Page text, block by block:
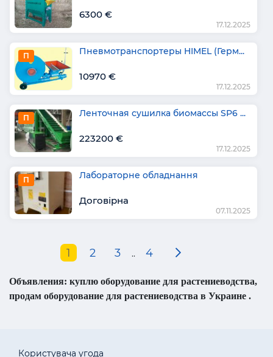
6300 €
17.12.2025
П Пневмотранспортеры HIMEL (Герм...
10970 €
17.12.2025
П Ленточная сушилка биомассы SP6 ...
223200 €
17.12.2025
П Лабораторне обладнання
Договірна
07.11.2025
1 2 3 .. 4
Объявления: куплю оборудование для растениеводства,
продам оборудование для растениеводства в Украине .
Користувача угода